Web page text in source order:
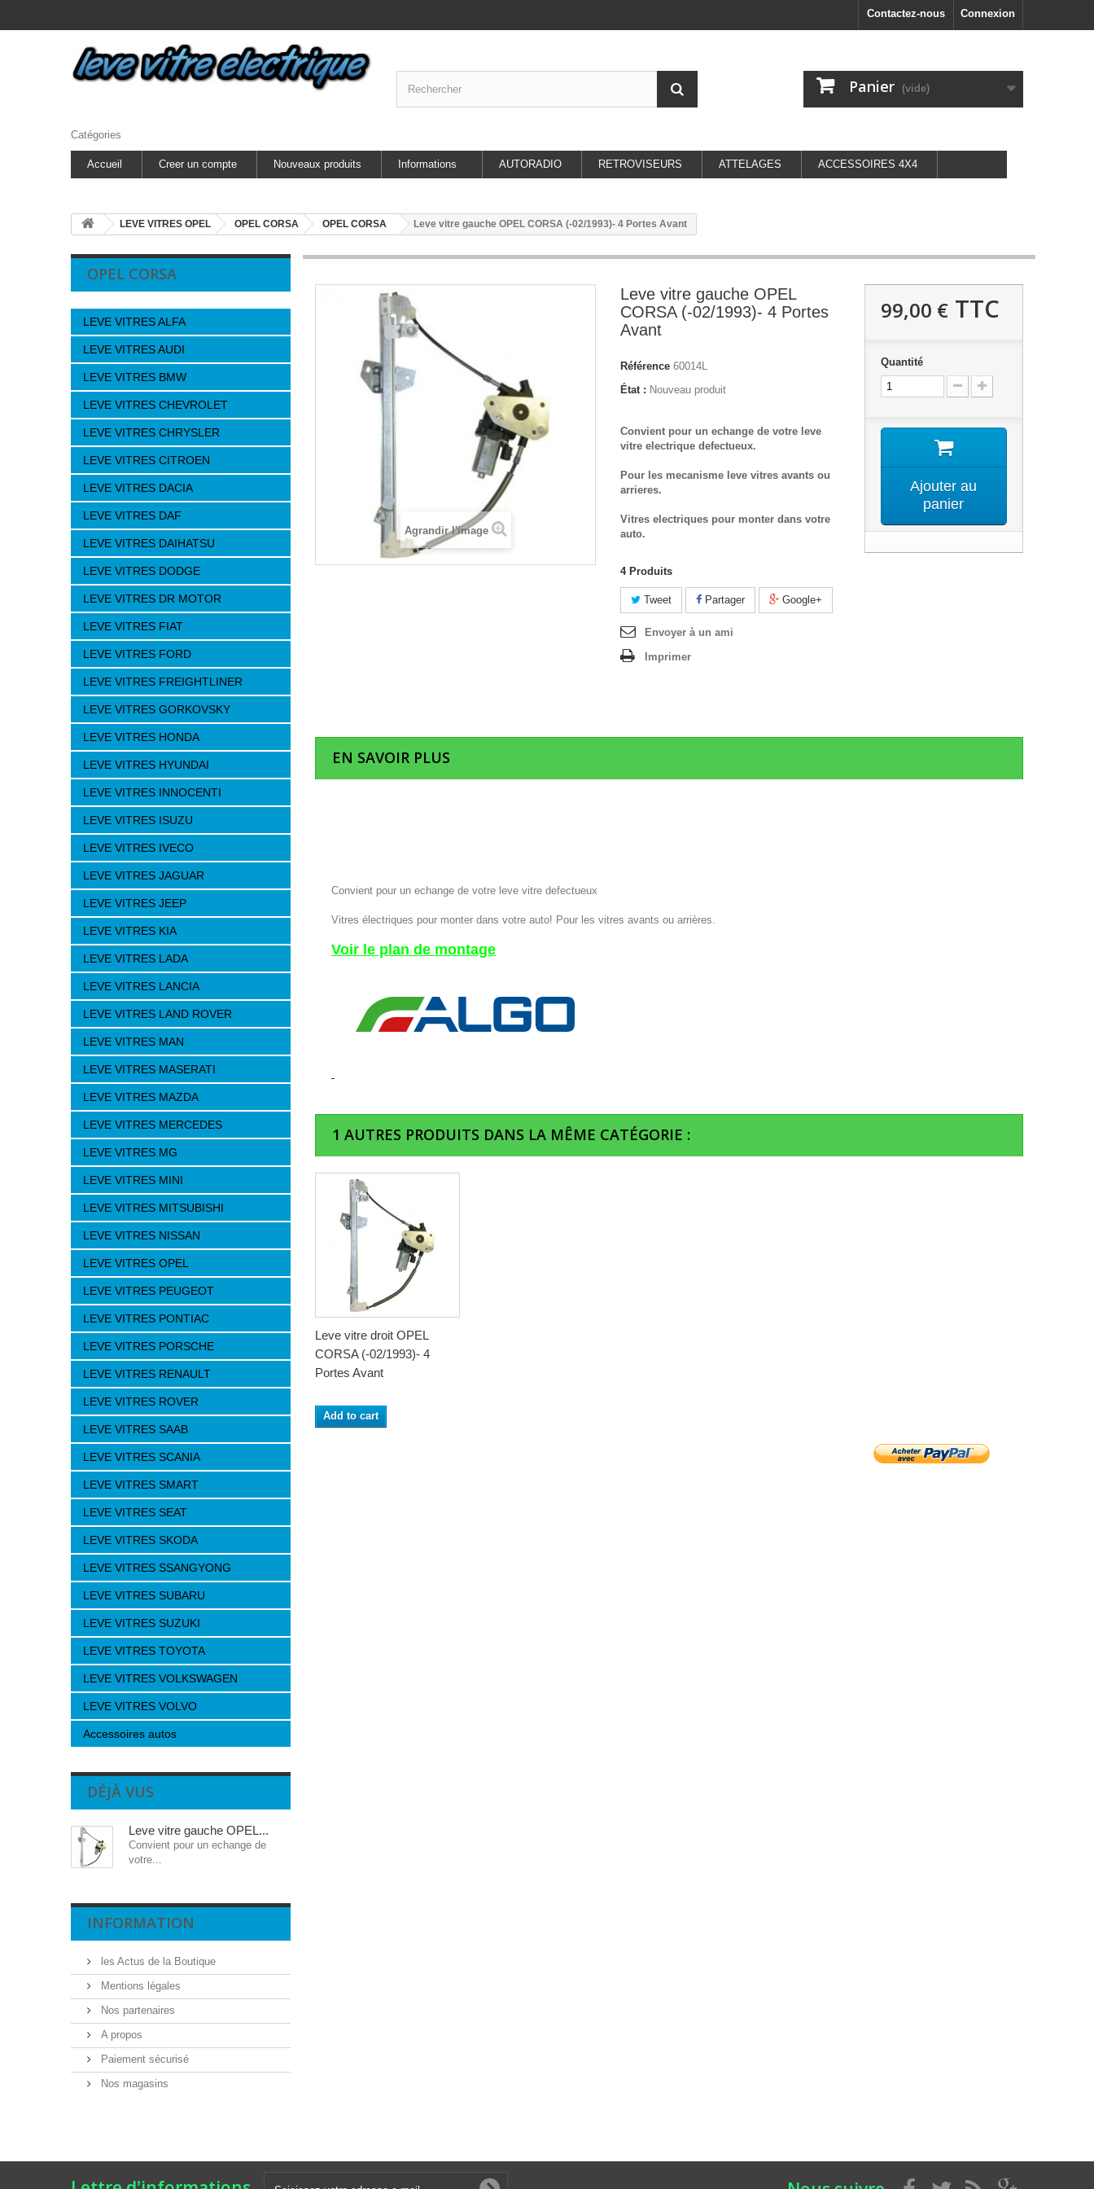
Connexion
Contactez-nous
Panier (vide)
Catégories
Accueil Creer un compte Nouveaux produits Informations AUTORADIO RETROVISEURS ATTELAGES ACCESSOIRES 4X4
LEVE VITRES OPEL OPEL CORSA OPEL CORSA Leve vitre gauche OPEL CORSA (-02/1993)- 4 Portes Avant
OPEL CORSA
LEVE VITRES ALFA
LEVE VITRES AUDI
LEVE VITRES BMW
LEVE VITRES CHEVROLET
LEVE VITRES CHRYSLER
LEVE VITRES CITROEN
LEVE VITRES DACIA
LEVE VITRES DAF
LEVE VITRES DAIHATSU
LEVE VITRES DODGE
LEVE VITRES DR MOTOR
LEVE VITRES FIAT
LEVE VITRES FORD
LEVE VITRES FREIGHTLINER
LEVE VITRES GORKOVSKY
LEVE VITRES HONDA
LEVE VITRES HYUNDAI
LEVE VITRES INNOCENTI
LEVE VITRES ISUZU
LEVE VITRES IVECO
LEVE VITRES JAGUAR
LEVE VITRES JEEP
LEVE VITRES KIA
LEVE VITRES LADA
LEVE VITRES LANCIA
LEVE VITRES LAND ROVER
LEVE VITRES MAN
LEVE VITRES MASERATI
LEVE VITRES MAZDA
LEVE VITRES MERCEDES
LEVE VITRES MG
LEVE VITRES MINI
LEVE VITRES MITSUBISHI
LEVE VITRES NISSAN
LEVE VITRES OPEL
LEVE VITRES PEUGEOT
LEVE VITRES PONTIAC
LEVE VITRES PORSCHE
LEVE VITRES RENAULT
LEVE VITRES ROVER
LEVE VITRES SAAB
LEVE VITRES SCANIA
LEVE VITRES SMART
LEVE VITRES SEAT
LEVE VITRES SKODA
LEVE VITRES SSANGYONG
LEVE VITRES SUBARU
LEVE VITRES SUZUKI
LEVE VITRES TOYOTA
LEVE VITRES VOLKSWAGEN
LEVE VITRES VOLVO
Accessoires autos
DÉJÀ VUS
Leve vitre gauche OPEL...
Convient pour un echange de
votre...
INFORMATION
les Actus de la Boutique
Mentions légales
Nos partenaires
A propos
Paiement sécurisé
Nos magasins
Agrandir l'image
Leve vitre gauche OPEL
CORSA (-02/1993)- 4 Portes
Avant
Référence 60014L
État : Nouveau produit
Convient pour un echange de votre leve
vitre electrique defectueux.
Pour les mecanisme leve vitres avants ou
arrieres.
Vitres electriques pour monter dans votre
auto.
4 Produits
Tweet Partager Google+
Envoyer à un ami
Imprimer
99,00 €TTC
Quantité
Ajouter au
panier
EN SAVOIR PLUS
Convient pour un echange de votre leve vitre defectueux
Vitres électriques pour monter dans votre auto! Pour les vitres avants ou arrières.
Voir le plan de montage
1 AUTRES PRODUITS DANS LA MÊME CATÉGORIE :
Leve vitre droit OPEL
CORSA (-02/1993)- 4
Portes Avant
Add to cart